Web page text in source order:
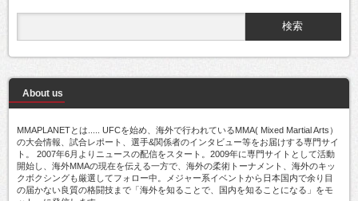
About us
MMAPLANETとは..... UFCを始め、海外で行われているMMA( Mixed Martial Arts）
の大会情報、試合レポート、選手&関係者のインタビュー等をお届けする専門サイ
ト。 2007年6月よりニュースの配信をスタート。2009年に専門サイトとして活動
開始し、海外MMAの現在を伝える一方で、海外の柔術トーナメント、海外のキッ
クボクシングも厳選してフォロー中。メジャー系イベントから日本国内で余り目
の届かない良質の格闘技まで「海外を知ることで、国内を知ることになる」をモ